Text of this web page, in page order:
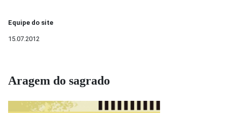
Equipe do site
15.07.2012
Aragem do sagrado